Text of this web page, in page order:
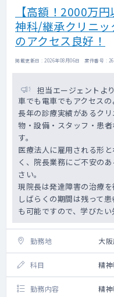
【
認
ど
（
【高額！2000万
神科/継承クリニ
のアクセス良好！
掲載更新日 : 2026年08月06日 案件番号 :
担当エージェントより
車でも電車でもアクセスの
長年の診療実績があるク
物・設備・スタッフ・患
す。
医療法人に雇用される形
く、院長業務にご不安の
さい。
現院長は発達障害の治療
しばらくの期間は残って
も可能ですので、学びたい
勤務地 大
科目 精
勤務内容 精